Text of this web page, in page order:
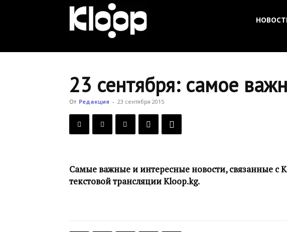
Новости
23 сентября: самое
От Редакция - 23 сентября 2015
Самые важные и интересные новости, связанные с
текстовой трансляции Kloop.kg.